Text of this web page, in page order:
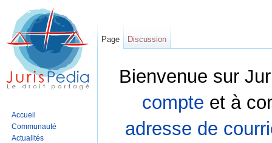
Bienvenue sur
compte et à
adresse de
Page Discussion
Accueil
Communauté
Actualités